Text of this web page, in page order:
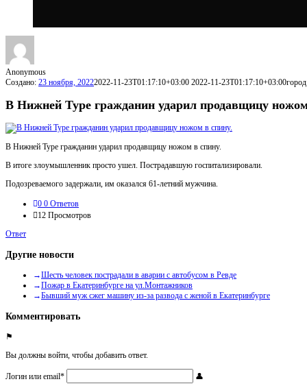
Anonymous
Создано: 23 ноября, 20222022-11-23T01:17:10+03:00 2022-11-23T01:17:10+03:00
В Нижней Туре гражданин ударил продавщицу
В Нижней Туре гражданин ударил продавщицу ножом в спину.
В итоге злоумышленник просто ушел. Пострадавшую госпитализировали.
Подозреваемого задержали, им оказался 61-летний мужчина.
0 0 Ответов
12 Просмотров
Ответ
Другие новости
Шесть человек пострадали в аварии с автобусом в Ревде
Пожар в Екатеринбурге на ул.Монтажников
Бывший муж сжег машину из-за развода с женой в Екатеринбурге
Комментировать
Вы должны войти, чтобы добавить ответ.
Логин или email*